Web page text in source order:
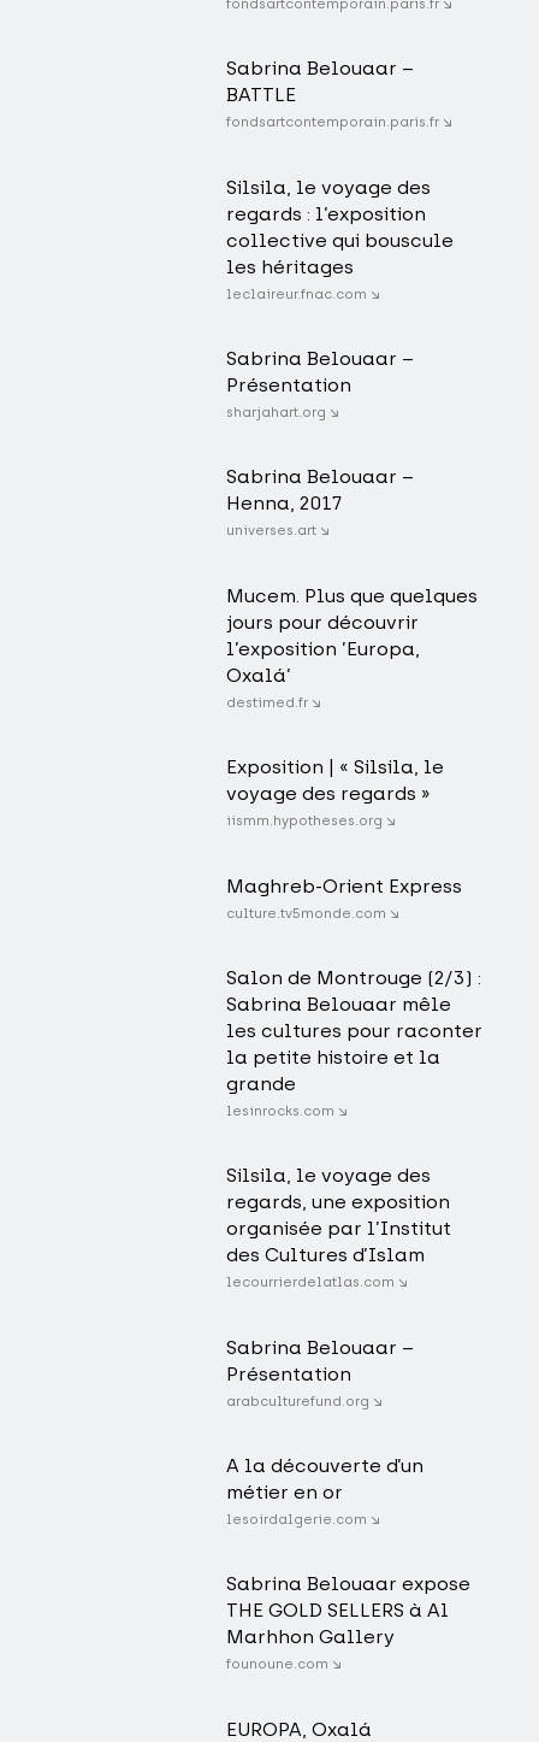
Sabrina Belouaar –
BATTLE
fondsartcontemporain.paris.fr ↘
Silsila, le voyage des
regards : l’exposition
collective qui bouscule
les héritages
leclaireur.fnac.com ↘
Sabrina Belouaar –
Présentation
sharjahart.org ↘
Sabrina Belouaar –
Henna, 2017
universes.art ↘
Mucem. Plus que quelques
jours pour découvrir
l’exposition ’Europa,
Oxalá’
destimed.fr ↘
Exposition | « Silsila, le
voyage des regards »
iismm.hypotheses.org ↘
Maghreb-Orient Express
culture.tv5monde.com ↘
Salon de Montrouge (2/3) :
Sabrina Belouaar mêle
les cultures pour raconter
la petite histoire et la
grande
lesinrocks.com ↘
Silsila, le voyage des
regards, une exposition
organisée par l’Institut
des Cultures d’Islam
lecourrierdelatlas.com ↘
Sabrina Belouaar –
Présentation
arabculturefund.org ↘
A la découverte d’un
métier en or
lesoirdalgerie.com ↘
Sabrina Belouaar expose
THE GOLD SELLERS à Al
Marhhon Gallery
founoune.com ↘
EUROPA, Oxalá